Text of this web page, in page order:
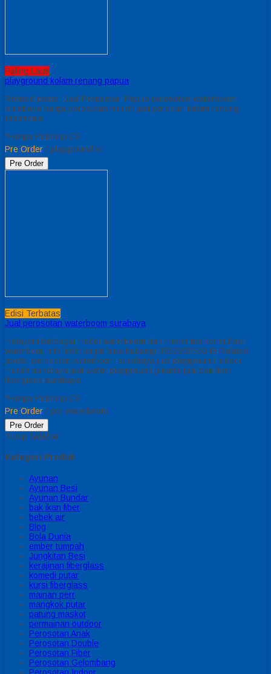
Paling Laris
playground kolam renang papua
Related posts: Jual Perosotan Papua perosotan waterboom
surabaya harga perosotan murah jual perosan kolam renang
Indonesia
*Harga Hubungi CS
Pre Order / playground kr
Pre Order
Edisi Terbatas
Jual perosotan waterboom surabaya
melayani berbagai model waterboom dan menerima konsultasi
waterbom, info lebih lanjut bisa hubungi 085230550048 Related
posts: perosotan waterboom surabaya jual playground indoor
murah surabaya jual water playground jakarta jual bak ikan
fiberglass surabaya
*Harga Hubungi CS
Pre Order / prs waterboom
Pre Order
Tutup Sidebar
Kategori Produk
Ayunan
Ayunan Besi
Ayunan Bundar
bak ikan fiber
bebek air
Blog
Bola Dunia
ember tumpah
Jungkitan Besi
kerajinan fiberglass
komedi putar
kursi fiberglass
mainan perr
mangkok putar
patung maskot
permainan outdoor
Perosotan Anak
Perosotan Double
Perosotan Fiber
Perosotan Gelombang